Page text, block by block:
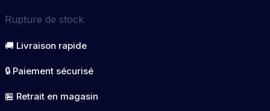
Rupture de stock
🚚 Livraison rapide
🔒 Paiement sécurisé
🏪 Retrait en magasin